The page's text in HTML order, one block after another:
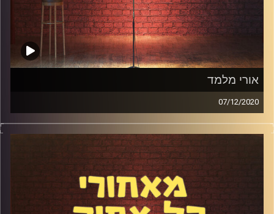
אורי מלמד
07/12/2020
לאורי מלמד יש סיפור חיים מרתק: הוא גדל כחילוני בת"א, חזר
בתשובה, הפך לחרדי, עבר צד לציונות הדתית שגם אותה הוא
נטש, וכיום הוא חובש לראשו כיפה לבנה ולא משתייך לאף
מגזר. כיום הוא הבעלים הגאה של מסעדת ההמבורגרים הכשרה
והמדהימה "ממפיס", אושיית רשת, סאטיריקן וסטנדאפיסט.
דיברנו על החיבור שלו לאוכל, לאסטירה, לקומדיה ועוד. קבלו